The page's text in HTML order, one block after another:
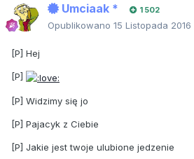
Umciaak * 1 502
Opublikowano 15 Listopada 2016
[P] Hej
[P]
[P] Widzimy się jo
[P] Pajacyk z Ciebie
[P] Jakie jest twoje ulubione jedzenie